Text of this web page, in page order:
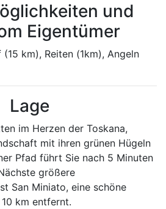
und
Eigentümer
(15 km), Reiten (1km), Angeln
Lage
im Herzen der Toskana,
mit ihren grünen Hügeln
Pfad führt Sie nach 5 Minuten
größere
San Miniato, eine schöne
km entfernt.